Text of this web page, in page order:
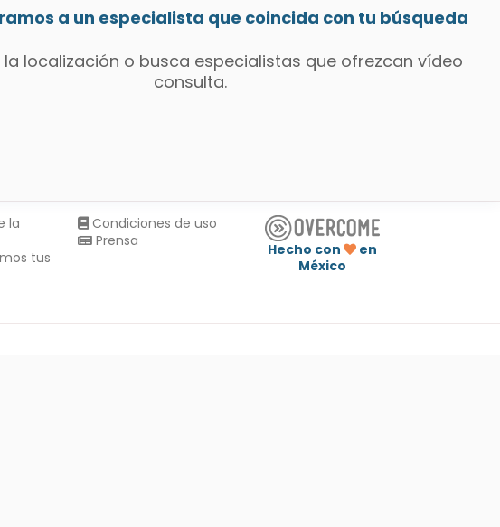
a un especialista que coincida con tu búsqueda
localización o busca especialistas que ofrezcan vídeo
consulta.
la
tus
Condiciones de uso
Prensa
Hecho con
en
México